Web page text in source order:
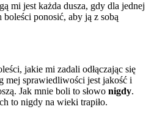
mi jest każda dusza, gdy dla jednej
ponosić, aby ją z sobą
jakie mi zadali odłączając się
mej sprawiedliwości jest jakość i
Jak mnie boli to słowo nigdy.
to nigdy na wieki trapiło.